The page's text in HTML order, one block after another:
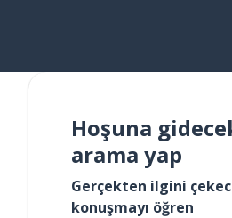
Hoşuna
arama yap
Gerçekten ilgini
konuşmayı öğren